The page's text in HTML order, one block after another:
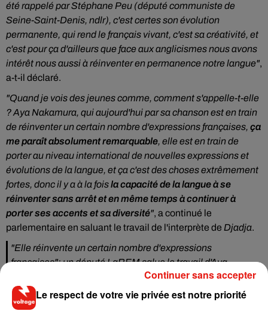
été rappelé par Stéphane Peu (député communiste de
Seine-Saint-Denis, ndlr), c'est certes son évolution
permanente, qui rend le français vivant, c'est sa créativité, et
c'est pour ça d'ailleurs que face aux anglicismes nous avons
intérêt nous aussi à réinventer en permanence notre langue",
a-t-il déclaré.
"Quand je vois des jeunes comme, comment s'appelle-t-elle
? Aya Nakamura, qui aujourd'hui par sa chanson est en train
de réinventer un certain nombre d'expressions françaises, ça
me paraît absolument remarquable, elle est en train de
porter au niveau international de nouvelles expressions et
évolutions de la langue, et ça c'est des choses extrêmement
fortes, donc il y a à la foisla capacité de la langue à se
réinventer sans arrêt et en même temps à continuer à
porter ses accents et sa diversité", a continué le
parlementaire en saluant le travail de l'interprète de Djadja.
"Elle réinvente un certain nombre d'expressions
françaises": un député LaREM salue le travail d'Aya
pic.twitter.com/sq2hj5OSAj
— BFMTV (@BFMTV)November 19, 2020
Le respect de votre vie privée est notre priorité
Continuer sans accepter